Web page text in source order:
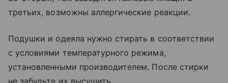
третьих, возможны аллергические реакции.
Подушки и одеяла нужно стирать в соответствии
с условиями температурного режима,
установленными производителем. После стирки
не забудьте их высушить.